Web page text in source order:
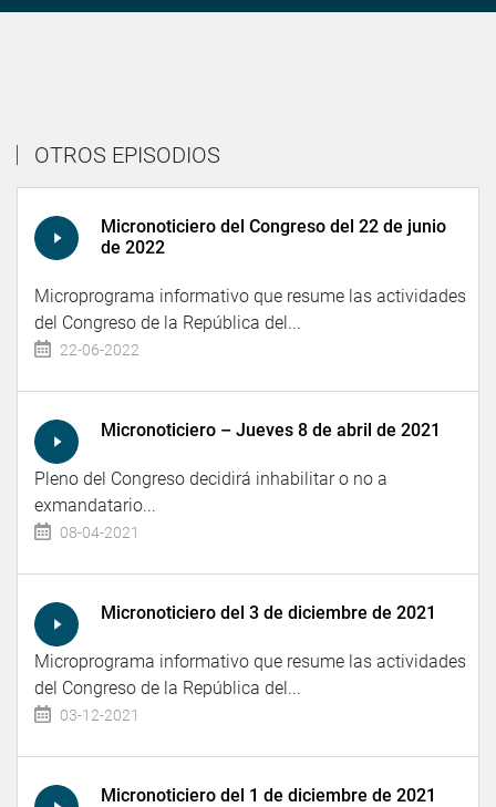
OTROS EPISODIOS
Micronoticiero del Congreso del 22 de junio
de 2022
Microprograma informativo que resume las actividades
del Congreso de la República del...
22-06-2022
Micronoticiero – Jueves 8 de abril de 2021
Pleno del Congreso decidirá inhabilitar o no a
exmandatario...
08-04-2021
Micronoticiero del 3 de diciembre de 2021
Microprograma informativo que resume las actividades
del Congreso de la República del...
03-12-2021
Micronoticiero del 1 de diciembre de 2021